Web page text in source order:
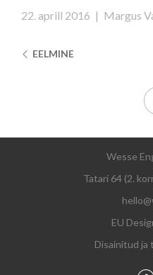
22. aprill 2016 | Margus
EELMINE
Wesse
Tatari 64 (2.
EU
Disainitud ja